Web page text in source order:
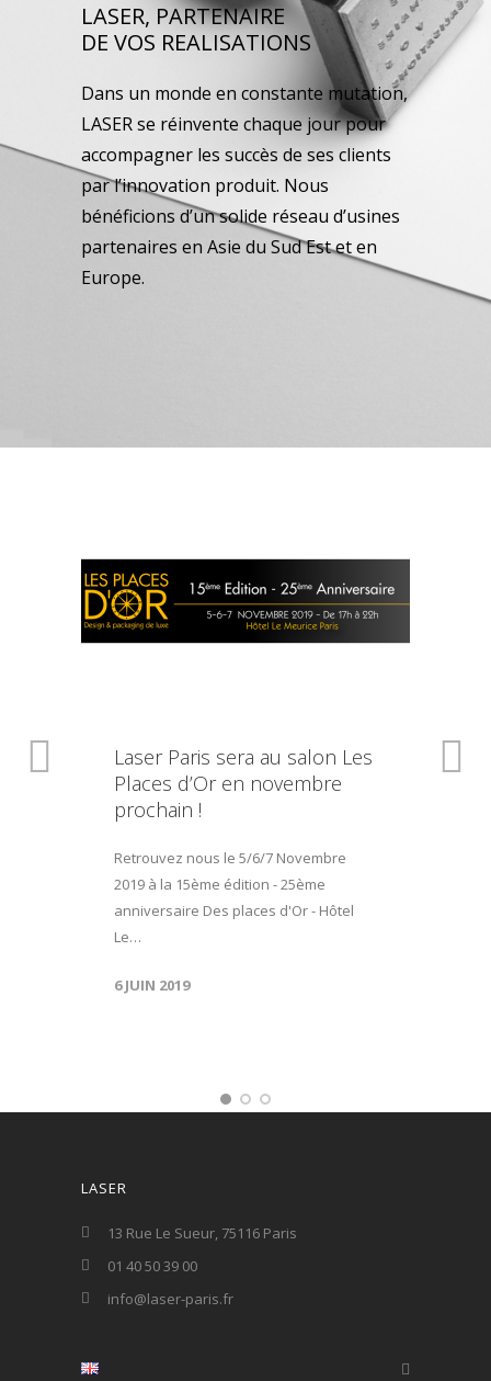
LASER, PARTENAIRE
DE VOS REALISATIONS
Dans un monde en constante mutation,
LASER se réinvente chaque jour pour
accompagner les succès de ses clients
par l’innovation produit. Nous
bénéficions d’un solide réseau d’usines
partenaires en Asie du Sud Est et en
Europe.
Laser Paris sera au salon Les
Places d’Or en novembre
prochain !
Retrouvez nous le 5/6/7 Novembre
2019 à la 15ème édition - 25ème
anniversaire Des places d'Or - Hôtel
Le…
6 JUIN 2019
LASER
13 Rue Le Sueur, 75116 Paris
01 40 50 39 00
info@laser-paris.fr